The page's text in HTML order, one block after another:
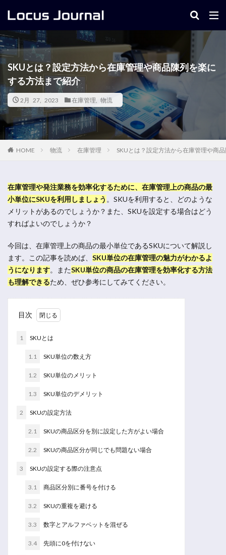
SKUとは？設定方法から在庫管理や商品陳列を楽に
する方法まで紹介
2月 27, 2023 在庫管理 物流
HOME 物流 在庫管理 SKUとは？設定方法から在庫管理や商
在庫管理や発注業務を効率化するために、在庫管理上の商品の最
小単位にSKUを利用しましょう 。 SKUを利用すると、どのような
メリットがあるのでしょうか？また、SKUを設定する場合はどう
すればよいのでしょうか？
今回は、在庫管理上の商品の最小単位であるSKUについて解説し
ます。この記事を読めば、 SKU単位の在庫管理の魅力がわかるよ
うになります。 またSKU単位の商品の在庫管理を効率化する方法
も理解できるため、ぜひ参考にしてみてください。
目次
1 SKUとは
1.1 SKU単位の数え方
1.2 SKU単位のメリット
1.3 SKU単位のデメリット
2 SKUの設定方法
2.1 SKUの商品区分を別に設定した方がよい場合
2.2 SKUの商品区分が同じでも問題ない場合
3 SKUの設定する際の注意点
3.1 商品区分別に番号を付ける
3.2 SKUの重複を避ける
3.3 数字とアルファベットを混ぜる
3.4 先頭に0を付けない